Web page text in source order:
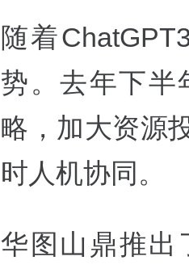
随着
势。去年下半
略，加大资源
时人机协同。
华图山鼎推出